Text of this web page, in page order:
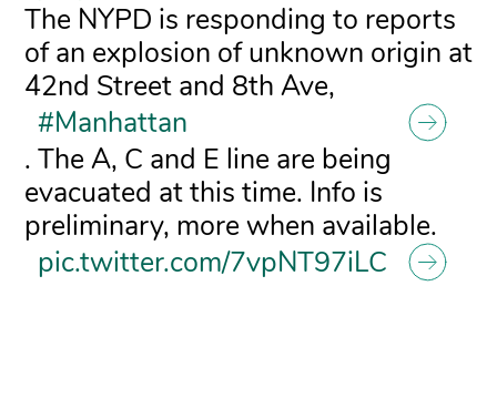
The NYPD is responding to reports
of an explosion of unknown origin at
42nd Street and 8th Ave,
#Manhattan
. The A, C and E line are being
evacuated at this time. Info is
preliminary, more when available.
pic.twitter.com/7vpNT97iLC